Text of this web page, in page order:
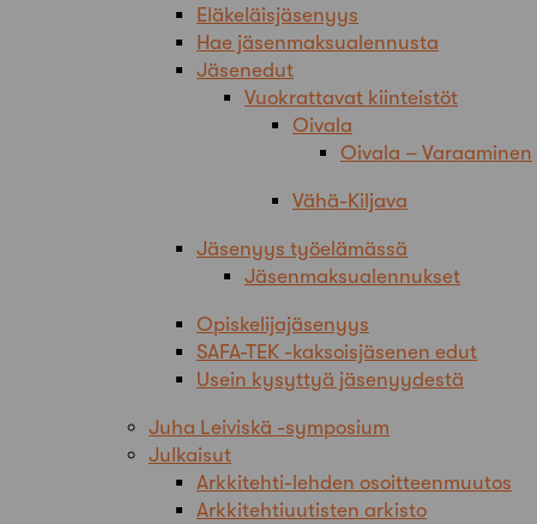
Eläkeläisjäsenyys
Hae jäsenmaksualennusta
Jäsenedut
Vuokrattavat kiinteistöt
Oivala
Oivala – Varaaminen
Vähä-Kiljava
Jäsenyys työelämässä
Jäsenmaksualennukset
Opiskelijajäsenyys
SAFA-TEK -kaksoisjäsenen edut
Usein kysyttyä jäsenyydestä
Juha Leiviskä -symposium
Julkaisut
Arkkitehti-lehden osoitteenmuutos
Arkkitehtiuutisten arkisto